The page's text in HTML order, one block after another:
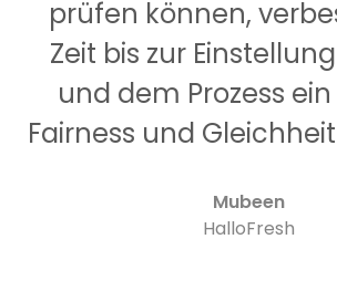
prüfen können,
Zeit bis zur
und dem Prozess
Fairness und
Mubeen
HalloFresh